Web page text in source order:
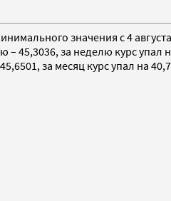
значения c 4
45,3036, за неделю курс упал
за месяц курс упал на